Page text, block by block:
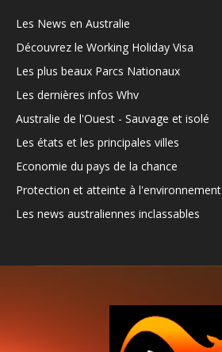
Les News en Australie
Découvrez le Working Holiday Visa
Les plus beaux Parcs Nationaux
Les dernières infos Whv
Australie de l'Ouest - Sauvage et isolé
Les états et les principales villes
Economie du pays de la chance
Protection et atteinte à l'environnement
Les news australiennes inclassables